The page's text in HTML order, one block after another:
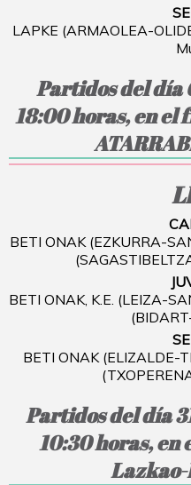
LAPKE (ARMAOLEA-
Partidos del día
18:00 horas, en el
BETI ONAK (EZKURRA-
BETI ONAK, K.E. (LEIZA-
BETI ONAK (ELIZALDE-
Partidos del día
10:30 horas, en